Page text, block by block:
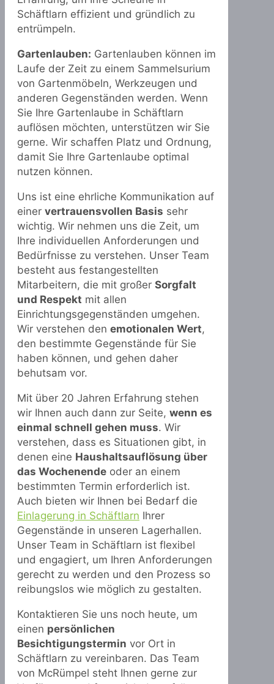
Schäftlarn effizient und gründlich zu
entrümpeln.
Gartenlauben: Gartenlauben können im
Laufe der Zeit zu einem Sammelsurium
von Gartenmöbeln, Werkzeugen und
anderen Gegenständen werden. Wenn
Sie Ihre Gartenlaube in Schäftlarn
auflösen möchten, unterstützen wir Sie
gerne. Wir schaffen Platz und Ordnung,
damit Sie Ihre Gartenlaube optimal
nutzen können.
Uns ist eine ehrliche Kommunikation auf
einer vertrauensvollen Basis sehr
wichtig. Wir nehmen uns die Zeit, um
Ihre individuellen Anforderungen und
Bedürfnisse zu verstehen. Unser Team
besteht aus festangestellten
Mitarbeitern, die mit großer Sorgfalt
und Respekt mit allen
Einrichtungsgegenständen umgehen.
Wir verstehen den emotionalen Wert,
den bestimmte Gegenstände für Sie
haben können, und gehen daher
behutsam vor.
Mit über 20 Jahren Erfahrung stehen
wir Ihnen auch dann zur Seite, wenn es
einmal schnell gehen muss. Wir
verstehen, dass es Situationen gibt, in
denen eine Haushaltsauflösung über
das Wochenende oder an einem
bestimmten Termin erforderlich ist.
Auch bieten wir Ihnen bei Bedarf die
Einlagerung in Schäftlarn Ihrer
Gegenstände in unseren Lagerhallen.
Unser Team in Schäftlarn ist flexibel
und engagiert, um Ihren Anforderungen
gerecht zu werden und den Prozess so
reibungslos wie möglich zu gestalten.
Kontaktieren Sie uns noch heute, um
einen persönlichen
Besichtigungstermin vor Ort in
Schäftlarn zu vereinbaren. Das Team
von McRümpel steht Ihnen gerne zur